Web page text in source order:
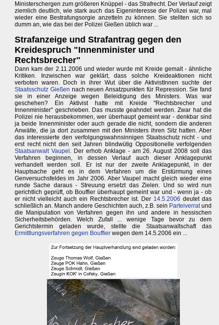
Ministerschergen zum größeren Knüppel - das Strafrecht. Der Verlauf zeigt
ziemlich deutlich, wie stark auch das Eigeninteresse der Polizei war, mal
wieder eine Bestrafungsorgie anzetteln zu können. Sie stellten sich so
dumm an, wie das bei der Polizei Gießen üblich war ...
Strafanzeige und Strafantrag gegen den
Kreidespruch "Innenminister und
Rechtsbrecher"
Dann kam der 2.11.2006 und wieder wurde mit Kreide gemalt - ähnliche
Kritiken. Inzwischen war geklärt, dass solche Kreideaktionen nicht
verboten waren. Doch in ihrer Wut über die AktivistInnen suchte der
Staatsschutz Gießen nach neuen Ansatzpunkten für Repression. Sie fand
sie in einer Anzeige wegen Beleidigung des Ministers. Was war
geschehen? Ein Aktivist hatte mit Kreide "Rechtsbrecher und
Innenminister" geschrieben. Das musste geahndet werden. Zwar hat die
Polizei nie herausbekommen, wer überhaupt gemeint war - denkbar sind
ja beide Innenminister oder auch gerade die nicht, sondern die anderen
Anwälte, die ja dort zusammen mit den Ministers ihren Sitz hatten. Aber
das interessierte den verfolgungswahnsinnigen Staatsschutz nicht - und
erst recht nicht den seit Jahren blindwütig Oppositionelle verfolgenden
Staatsanwalt Vaupel . Der erhob Anklage - am 26. August 2008 soll das
Verfahren beginnen, in dessen Verlauf auch dieser Anklagepunkt
verhandelt werden soll. Er ist nur der zweite Anklagepunkt, in der
Hauptsache geht es in dem Verfahren um die Erstürmung eines
Genversuchsfeldes im Jahr 2006. Aber Vaupel macht gleich wieder eine
runde Sache daraus - Streuung ersetzt das Zielen. Und so wird nun
gerichtlich geprüft, ob Bouffier überhaupt gemeint war und - wenn ja - ob
er nicht vielleicht auch ein Rechtsbrecher ist. Der 14.5.2006 deutet das
schließlich an. Manch andere Geschichten auch, z.B. sein Parteiverratund
die Manipulation von Verfahren gegen ihn und andere in hessischen
Sicherheitsbehörden. Welch Zufall ... wenige Tage bevor zu dem
Gerichtstermin geladen wurde, stellte die Staatsanwaltschaft das
Ermittlungsverfahren gegen Bouffier wegen dem 14.5.2006 ein ...